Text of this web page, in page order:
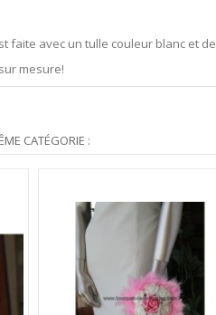
faite avec un tulle couleur blanc et
mesure!
CATÉGORIE :